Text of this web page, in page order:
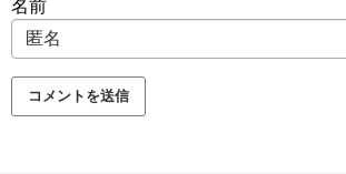
名前